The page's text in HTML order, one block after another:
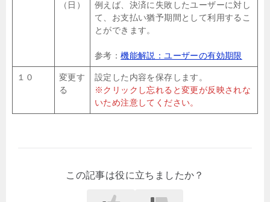
（日）
例えば、決済に失敗したユーザーに対し
て、お支払い猶予期間として利用するこ
とができます。
参考：機能解説：ユーザーの有効期限
１０
変更す
る
設定した内容を保存します。
※クリックし忘れると変更が反映されな
いため注意してください。
この記事は役に立ちましたか？